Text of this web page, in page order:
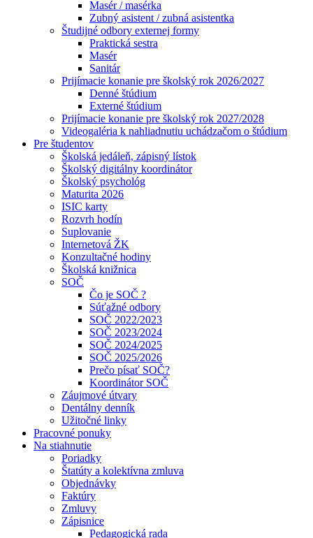
Masér / masérka
Zubný asistent / zubná asistentka
Študijné odbory externej formy
Praktická sestra
Masér
Sanitár
Prijímacie konanie pre školský rok 2026/2027
Denné štúdium
Externé štúdium
Prijímacie konanie pre školský rok 2027/2028
Videogaléria k nahliadnutiu uchádzačom o štúdium
Pre študentov
Školská jedáleň, zápisný lístok
Školský digitálny koordinátor
Školský psychológ
Maturita 2026
ISIC karty
Rozvrh hodín
Suplovanie
Internetová ŽK
Konzultačné hodiny
Školská knižnica
SOČ
Čo je SOČ ?
Súťažné odbory
SOČ 2022/2023
SOČ 2023/2024
SOČ 2024/2025
SOČ 2025/2026
Prečo písať SOČ?
Koordinátor SOČ
Záujmové útvary
Dentálny denník
Užitočné linky
Pracovné ponuky
Na stiahnutie
Poriadky
Štatúty a kolektívna zmluva
Objednávky
Faktúry
Zmluvy
Zápisnice
Pedagogická rada